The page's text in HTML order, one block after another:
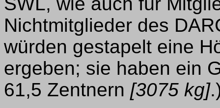
Nichtmitglieder des
würden gestapelt eine
ergeben; sie haben ein
61,5 Zentnern [3075 kg]